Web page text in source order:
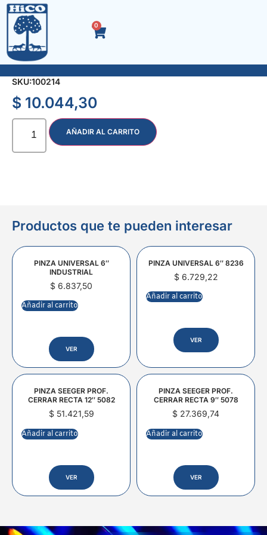
0
ACEITERA PLASTICA P/FIJO 500 cc.
SKU:100214
$ 10.044,30
AÑADIR AL CARRITO
Productos que te pueden interesar
PINZA UNIVERSAL 6″
INDUSTRIAL
$ 6.837,50
Añadir al carrito
VER
PINZA UNIVERSAL 6″ 8236
$6.729,22
Añadir al carrito
VER
PINZA SEEGER PROF.
CERRAR RECTA 12″ 5082
$51.421,59
Añadir al carrito
VER
PINZA SEEGER PROF.
CERRAR RECTA 9″ 5078
$ 27.369,74
Añadir al carrito
VER